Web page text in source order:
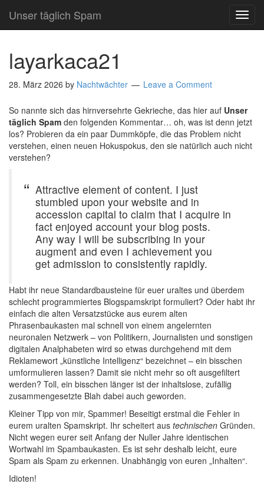
Unser täglich Spam
layarkaca21
28. März 2026 by Nachtwächter Leave a Comment
So nannte sich das hirnversehrte Gekrieche, das hier auf Unser
täglich Spam den folgenden Kommentar… oh, was ist denn jetzt
los? Probieren da ein paar Dummköpfe, die das Problem nicht
verstehen, einen neuen Hokuspokus, den sie natürlich auch nicht
verstehen?
Attractive element of content. I just
stumbled upon your website and in
accession capital to claim that I acquire in
fact enjoyed account your blog posts.
Any way I will be subscribing in your
augment and even I achievement you
get admission to consistently rapidly.
Habt ihr neue Standardbausteine für euer uraltes und überdem
schlecht programmiertes Blogspamskript formuliert? Oder habt ihr
einfach die alten Versatzstücke aus eurem alten
Phrasenbaukasten mal schnell von einem angelernten
neuronalen Netzwerk – von Politikern, Journalisten und sonstigen
digitalen Analphabeten wird so etwas durchgehend mit dem
Reklamewort „künstliche Intelligenz“ bezeichnet – ein bisschen
umformulieren lassen? Damit sie nicht mehr so oft ausgefiltert
werden? Toll, ein bisschen länger ist der inhaltslose, zufällig
zusammengesetzte Blah dabei auch geworden.
Kleiner Tipp von mir, Spammer! Beseitigt erstmal die Fehler in
eurem uralten Spamskript. Ihr scheitert aus technischen Gründen.
Nicht wegen eurer seit Anfang der Nuller Jahre identischen
Wortwahl im Spambaukasten. Es ist sehr deshalb leicht, eure
Spam als Spam zu erkennen. Unabhängig von euren „Inhalten“.
Idioten!